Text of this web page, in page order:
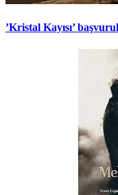
’Kristal Kayısı’